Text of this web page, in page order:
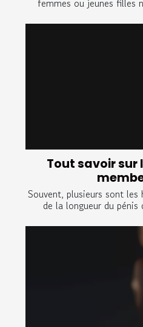
Tout savoir sur
Souvent, plusieurs sont
de la longueur du